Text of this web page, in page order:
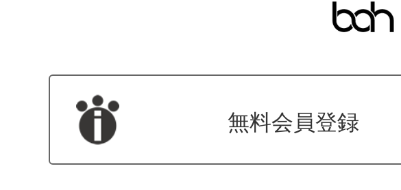
無料会員登録